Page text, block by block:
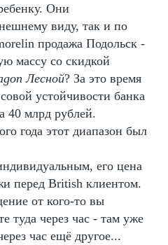
Они
виду, так и по
продажа Подольск -
массу со скидкой
Лесной? За это время
устойчивости банка
40 млрд рублей.
года этот диапазон был
его цена
перед British клиентом.
от кого-то вы
туда через час - там уже
час ещё другое...